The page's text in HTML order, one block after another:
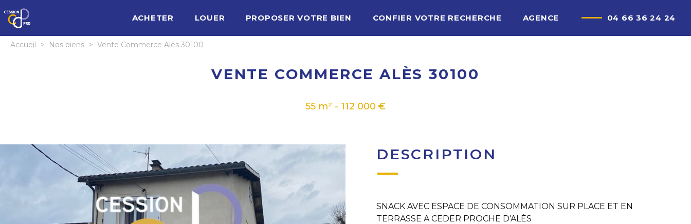
ACHETER LOUER PROPOSER VOTRE BIEN CONFIER VOTRE RECHERCHE AGENCE 04 66 36 24 24
Accueil > Nos biens > Vente Commerce Alès 30100
VENTE COMMERCE ALÈS 30100
55 m² - 112 000 €
DESCRIPTION
SNACK AVEC ESPACE DE CONSOMMATION SUR PLACE ET EN
TERRASSE A CEDER PROCHE D'ALÈS